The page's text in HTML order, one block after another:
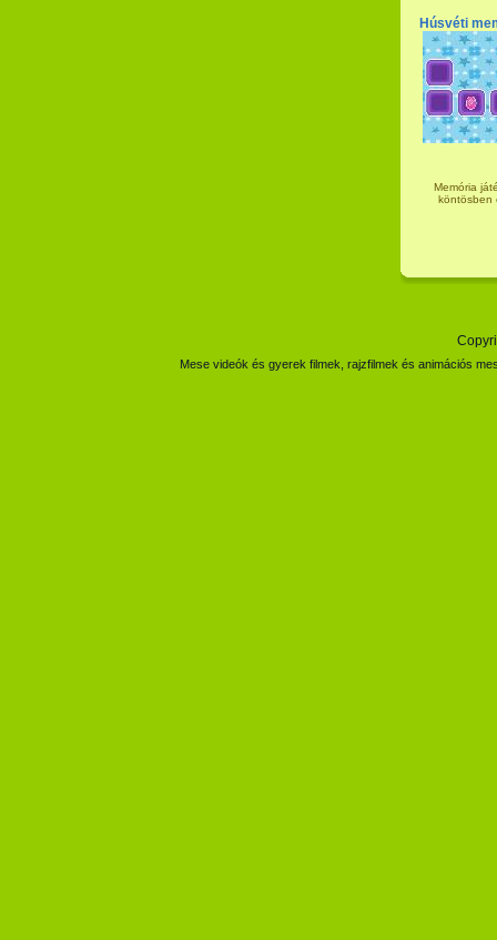
Húsvéti
Memória
köntösben
Mese videók és gyerek filmek, rajzfilmek és animációs